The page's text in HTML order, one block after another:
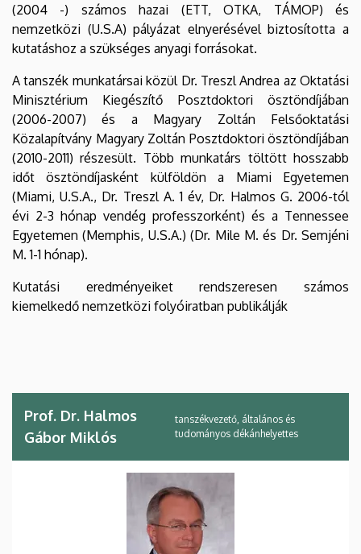
(2004 -) számos hazai (ETT, OTKA, TÁMOP) és
nemzetközi (U.S.A) pályázat elnyerésével biztosította a
kutatáshoz a szükséges anyagi forrásokat.
A tanszék munkatársai közül Dr. Treszl Andrea az Oktatási
Minisztérium Kiegészítő Posztdoktori ösztöndíjában
(2006-2007) és a Magyary Zoltán Felsőoktatási
Közalapítvány Magyary Zoltán Posztdoktori ösztöndíjában
(2010-2011) részesült. Több munkatárs töltött hosszabb
időt ösztöndíjasként külföldön a Miami Egyetemen
(Miami, U.S.A., Dr. Treszl A. 1 év, Dr. Halmos G. 2006-tól
évi 2-3 hónap vendég professzorként) és a Tennessee
Egyetemen (Memphis, U.S.A.) (Dr. Mile M. és Dr. Semjéni
M. 1-1 hónap).
Kutatási eredményeiket rendszeresen számos
kiemelkedő nemzetközi folyóiratban publikálják
Prof. Dr. Halmos
Gábor Miklós
tanszékvezető, általános és
tudományos dékánhelyettes